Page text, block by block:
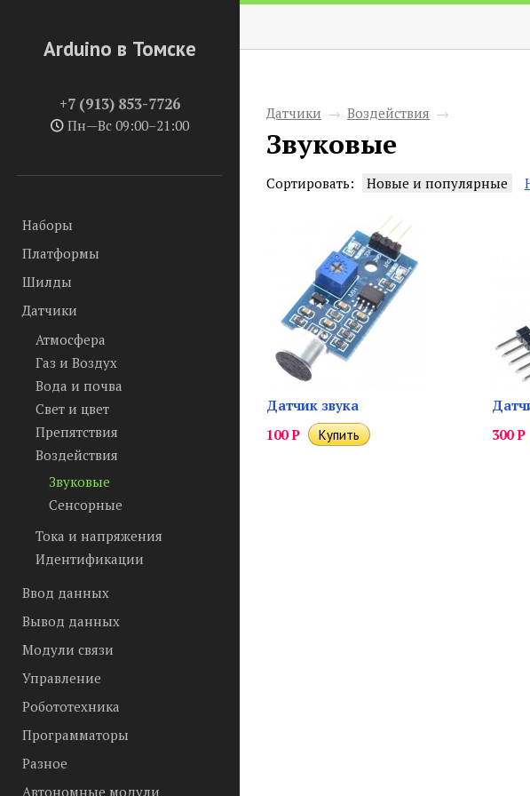
Arduino в Томске
+7 (913) 853-7726
Пн—Вс 09:00–21:00
Наборы
Платформы
Шилды
Датчики
Атмосфера
Газ и Воздух
Вода и почва
Свет и цвет
Препятствия
Воздействия
Звуковые
Сенсорные
Тока и напряжения
Идентификации
Ввод данных
Вывод данных
Модули связи
Управление
Робототехника
Программаторы
Разное
Автономные модули
Датчики → Воздействия →
Звуковые
Сортировать: Новые и популярные
Датчик звука
100Р
300Р